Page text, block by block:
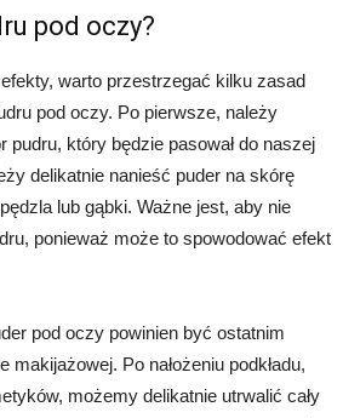
pod oczy?
warto przestrzegać kilku zasad
pod oczy. Po pierwsze, należy
pudru, który będzie pasował do naszej
delikatnie nanieść puder na skórę
lub gąbki. Ważne jest, aby nie
ponieważ może to spowodować efekt
pod oczy powinien być ostatnim
makijażowej. Po nałożeniu podkładu,
możemy delikatnie utrwalić cały